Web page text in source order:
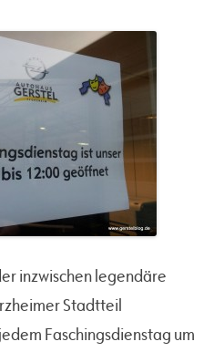
inzwischen legendäre
Stadtteil
Faschingsdienstag um